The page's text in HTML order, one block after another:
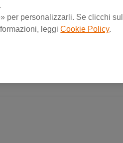
per personalizzarli. Se clicchi
leggiCookie Policy.